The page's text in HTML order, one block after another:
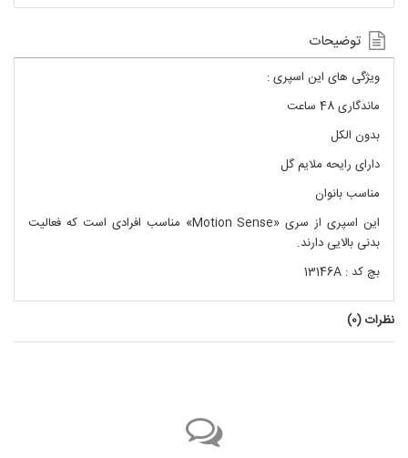
توضیحات
ویژگی های این اسپری :
ماندگاری 48 ساعت
بدون الکل
دارای رایحه ملایم گل
مناسب بانوان
این اسپری از سری «Motion Sense» مناسب افرادی است که فعالیت
بدنی بالایی دارند.
بچ کد : 13146A
نظرات (0
)